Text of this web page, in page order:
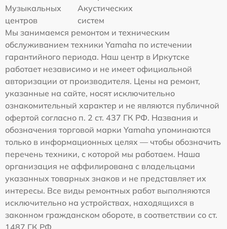
Музыкальных
центров
Акустических
систем
Мы занимаемся ремонтом и техническим
обслуживанием техники Yamaha по истечении
гарантийного периода. Наш центр в Иркутске
работает независимо и не имеет официальной
авторизации от производителя. Цены на ремонт,
указанные на сайте, носят исключительно
ознакомительный характер и не являются публичной
офертой согласно п. 2 ст. 437 ГК РФ. Названия и
обозначения торговой марки Yamaha упоминаются
только в информационных целях — чтобы обозначить
перечень техники, с которой мы работаем. Наша
организация не аффилирована с владельцами
указанных товарных знаков и не представляет их
интересы. Все виды ремонтных работ выполняются
исключительно на устройствах, находящихся в
законном гражданском обороте, в соответствии со ст.